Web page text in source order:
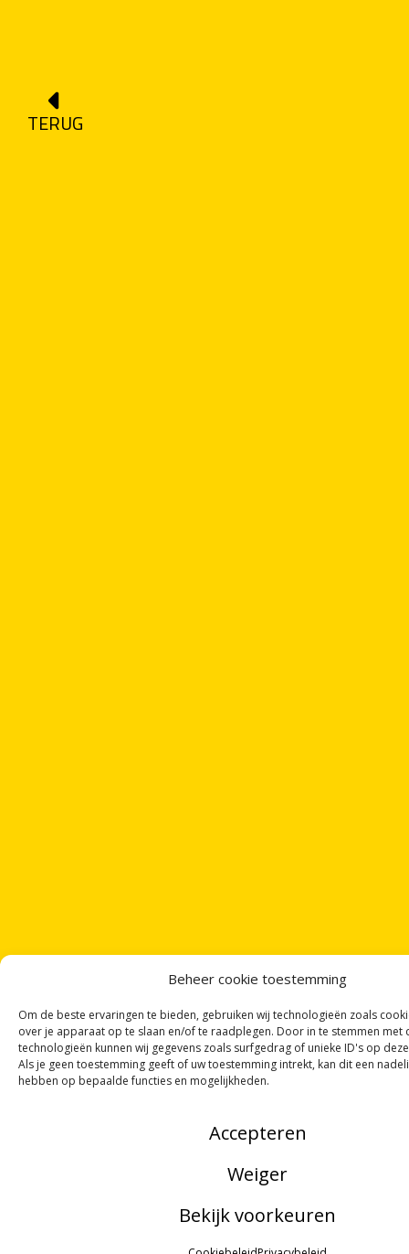
Beheer cookie toestemming
Om de beste ervaringen te bieden, gebruiken wij technologieën zoals
over je apparaat op te slaan en/of te raadplegen. Door in te stemmen met
technologieën kunnen wij gegevens zoals surfgedrag of unieke ID's op
Als je geen toestemming geeft of uw toestemming intrekt, kan dit een
hebben op bepaalde functies en mogelijkheden.
Accepteren
Weiger
Bekijk voorkeuren
TERUG
VIER GEDICHTEN PER MAAND
NIEUWSBRIEF!